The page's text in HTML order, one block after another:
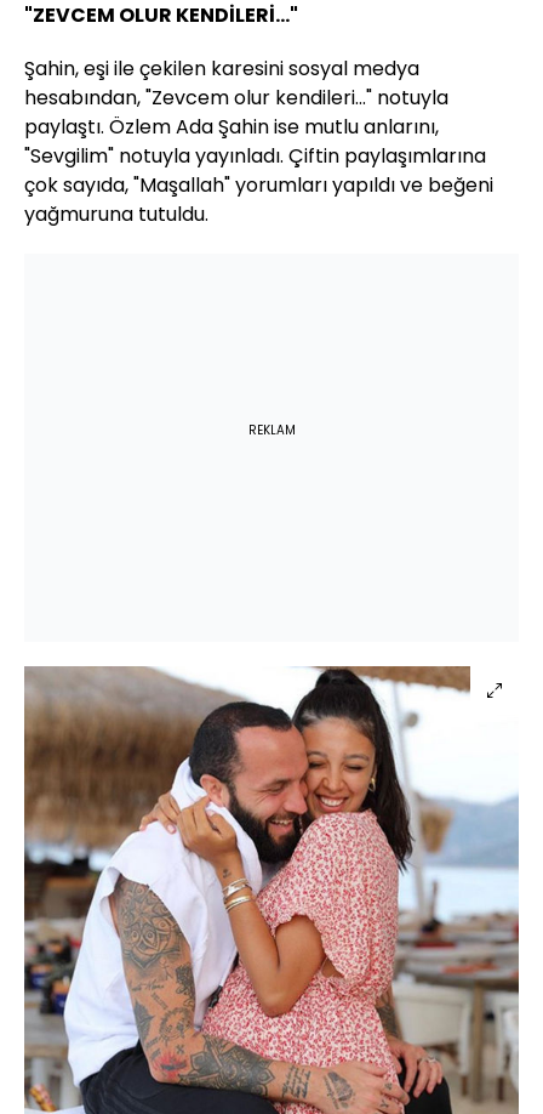
"ZEVCEM OLUR KENDİLERİ..."
Şahin, eşi ile çekilen karesini sosyal medya
hesabından, "Zevcem olur kendileri..." notuyla
paylaştı. Özlem Ada Şahin ise mutlu anlarını,
"Sevgilim" notuyla yayınladı. Çiftin paylaşımlarına
çok sayıda, "Maşallah" yorumları yapıldı ve beğeni
yağmuruna tutuldu.
REKLAM